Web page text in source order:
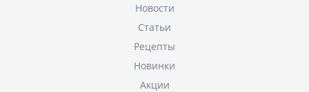
Новости
Статьи
Рецепты
Новинки
Акции